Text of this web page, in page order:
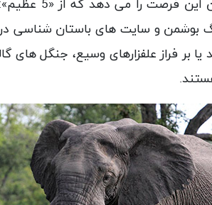
سواری از
و سایت های باستان شناسی در
بر فراز علفزارهای وسیع، جنگل